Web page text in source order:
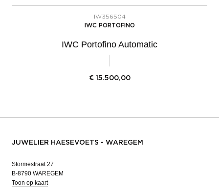
IW356504
IWC PORTOFINO
IWC Portofino Automatic
€ 15.500,00
JUWELIER HAESEVOETS - WAREGEM
Stormestraat 27
B-8790 WAREGEM
Toon op kaart